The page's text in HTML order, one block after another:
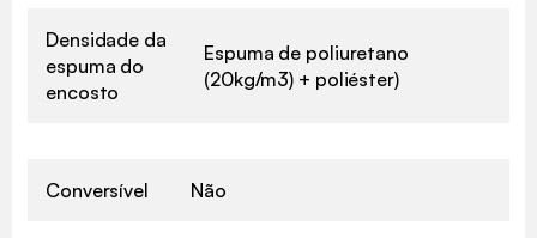
Densidade da
espuma do
encosto
Espuma de poliuretano
(20kg/m3) + poliéster)
Conversível Não